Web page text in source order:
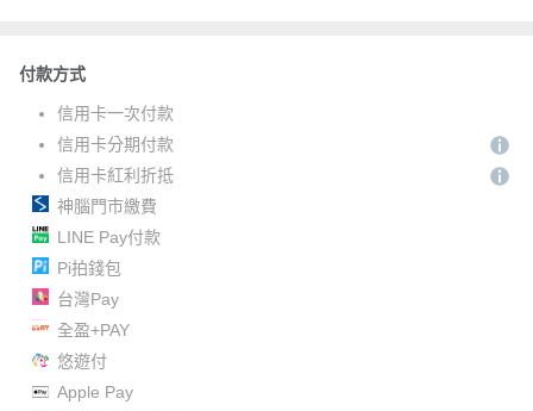
付款方式
信用卡一次付款
信用卡分期付款
信用卡紅利折抵
神腦門市繳費
LINE Pay付款
Pi拍錢包
台灣Pay
全盈+PAY
悠遊付
Apple Pay